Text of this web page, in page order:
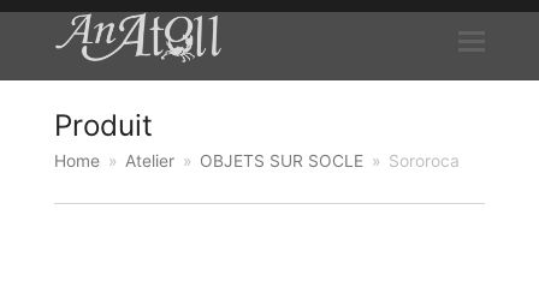
Produit
Home » Atelier » OBJETS SUR SOCLE » Sororoca